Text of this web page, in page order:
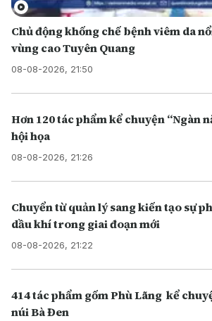
Chủ động khống chế bệnh viêm da
vùng cao Tuyên Quang
08-08-2026, 21:50
Hơn 120 tác phẩm kể chuyện “Ngàn
hội họa
08-08-2026, 21:26
Chuyển từ quản lý sang kiến tạo sự
dầu khí trong giai đoạn mới
08-08-2026, 21:22
414 tác phẩm gốm Phù Lãng kể
núi Bà Đen